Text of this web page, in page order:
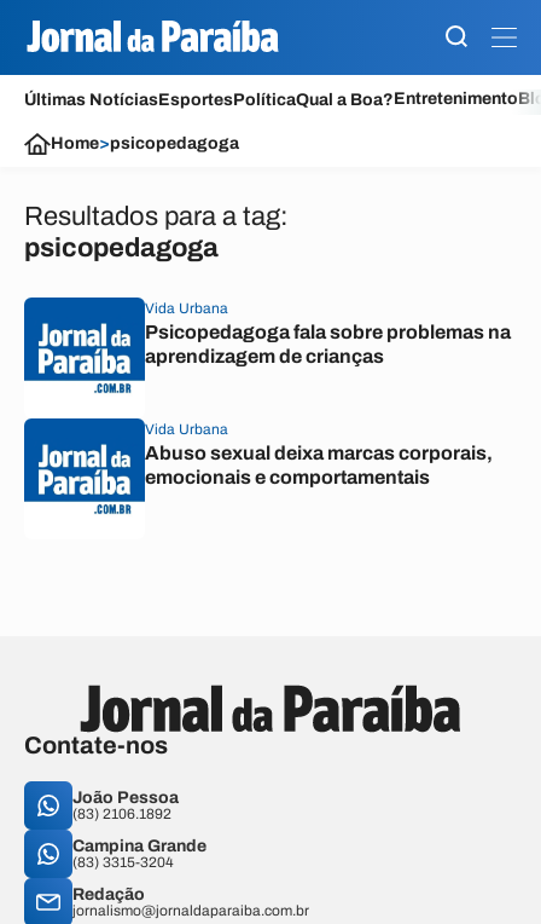
Últimas NotíciasEsportesPolíticaQual a Boa?Entretenimento
Home>psicopedagoga
Resultados para a tag:
psicopedagoga
Vida Urbana
Psicopedagoga fala sobre problemas na
aprendizagem de crianças
Vida Urbana
Abuso sexual deixa marcas corporais,
emocionais e comportamentais
Contate-nos
João Pessoa
(83) 2106.1892
Campina Grande
(83) 3315-3204
Redação
jornalismo@jornaldaparaiba.com.br